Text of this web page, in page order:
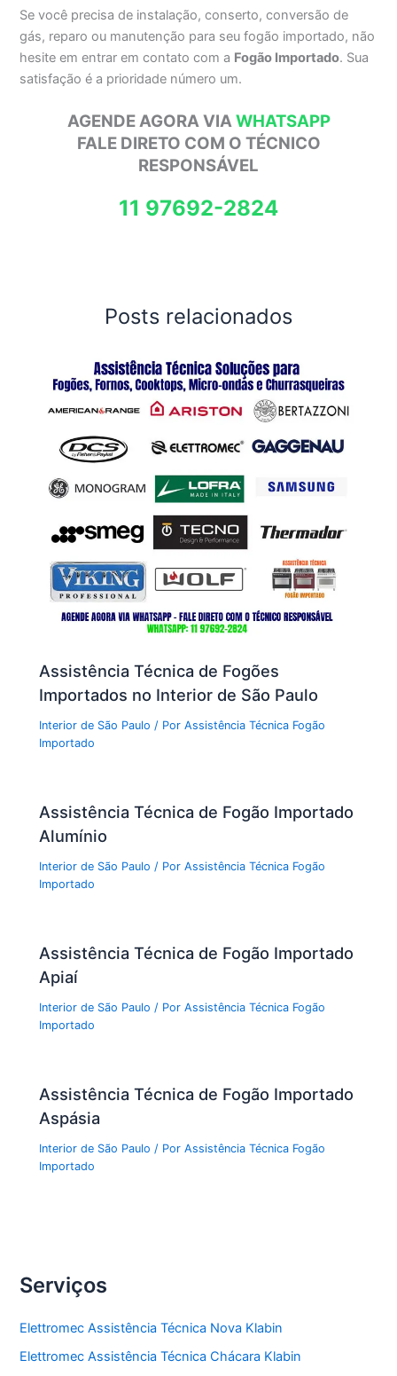
Se você precisa de instalação, conserto, conversão de
gás, reparo ou manutenção para seu fogão importado, não
hesite em entrar em contato com a Fogão Importado. Sua
satisfação é a prioridade número um.
AGENDE AGORA VIAWHATSAPP
FALE DIRETO COM O TÉCNICO
RESPONSÁVEL
11 97692-2824
Posts relacionados
Assistência Técnica de Fogões
Importados no Interior de São Paulo
Interior de São Paulo / PorAssistência Técnica Fogão
Importado
Assistência Técnica de Fogão Importado
Alumínio
Interior de São Paulo / PorAssistência Técnica Fogão
Importado
Assistência Técnica de Fogão Importado
Apiaí
Interior de São Paulo / PorAssistência Técnica Fogão
Importado
Assistência Técnica de Fogão Importado
Aspásia
Interior de São Paulo / PorAssistência Técnica Fogão
Importado
Serviços
Elettromec Assistência Técnica Nova Klabin
Elettromec Assistência Técnica Chácara Klabin